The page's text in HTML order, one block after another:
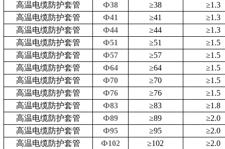
高温电缆防护套管
Ф38 ≥38 ≥1.3
高温电缆防护套管
Ф41 ≥41 ≥1.3
高温电缆防护套管
Ф44 ≥44 ≥1.3
高温电缆防护套管
Ф51 ≥51 ≥1.5
高温电缆防护套管
Ф57 ≥57 ≥1.5
高温电缆防护套管
Ф64 ≥64 ≥1.5
高温电缆防护套管
Ф70 ≥70 ≥1.5
高温电缆防护套管
Ф76 ≥76 ≥1.5
高温电缆防护套管
Ф83 ≥83 ≥1.8
高温电缆防护套管
Ф89 ≥89 ≥2.0
高温电缆防护套管
Ф95 ≥95 ≥2.0
高温电缆防护套管
Ф102 ≥102 ≥2.0